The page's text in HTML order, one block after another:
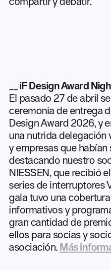
compartir y debatir.
iF Design Award
El pasado 27 de abril
ceremonia de entrega
Design Award 2026, y
una nutrida delegación
y empresas que habían
destacando nuestro
NIESSEN, que recibió
series de interruptores
gala tuvo una
informativos y
gran cantidad de
ellos para socias y
asociación. Más